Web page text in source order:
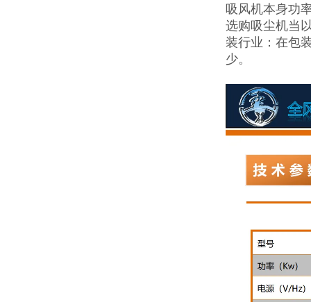
吸风机本身功
选购吸尘机当
装行业：在包
少。